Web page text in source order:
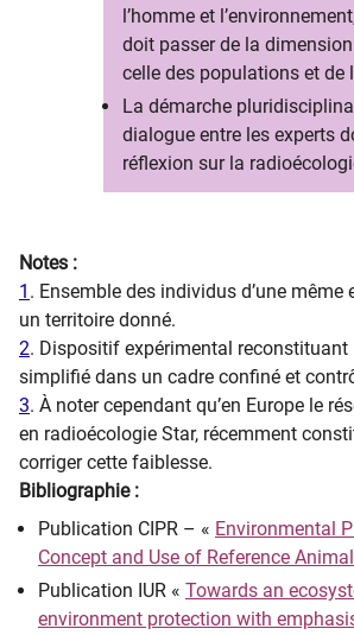
l’homme et
doit passer de la
celle des populations et de
La démarche
dialogue entre les experts
réflexion sur la
Notes :
1 . Ensemble des individus d’une même
un territoire donné.
2. Dispositif expérimental reconstituant
simplifié dans un cadre confiné et
3. À noter cependant qu’en Europe le
en radioécologie Star, récemment
corriger cette faiblesse.
Bibliographie :
Publication CIPR – « Environmental
Concept and Use of Reference
Publication IUR « Towards an
environment protection with